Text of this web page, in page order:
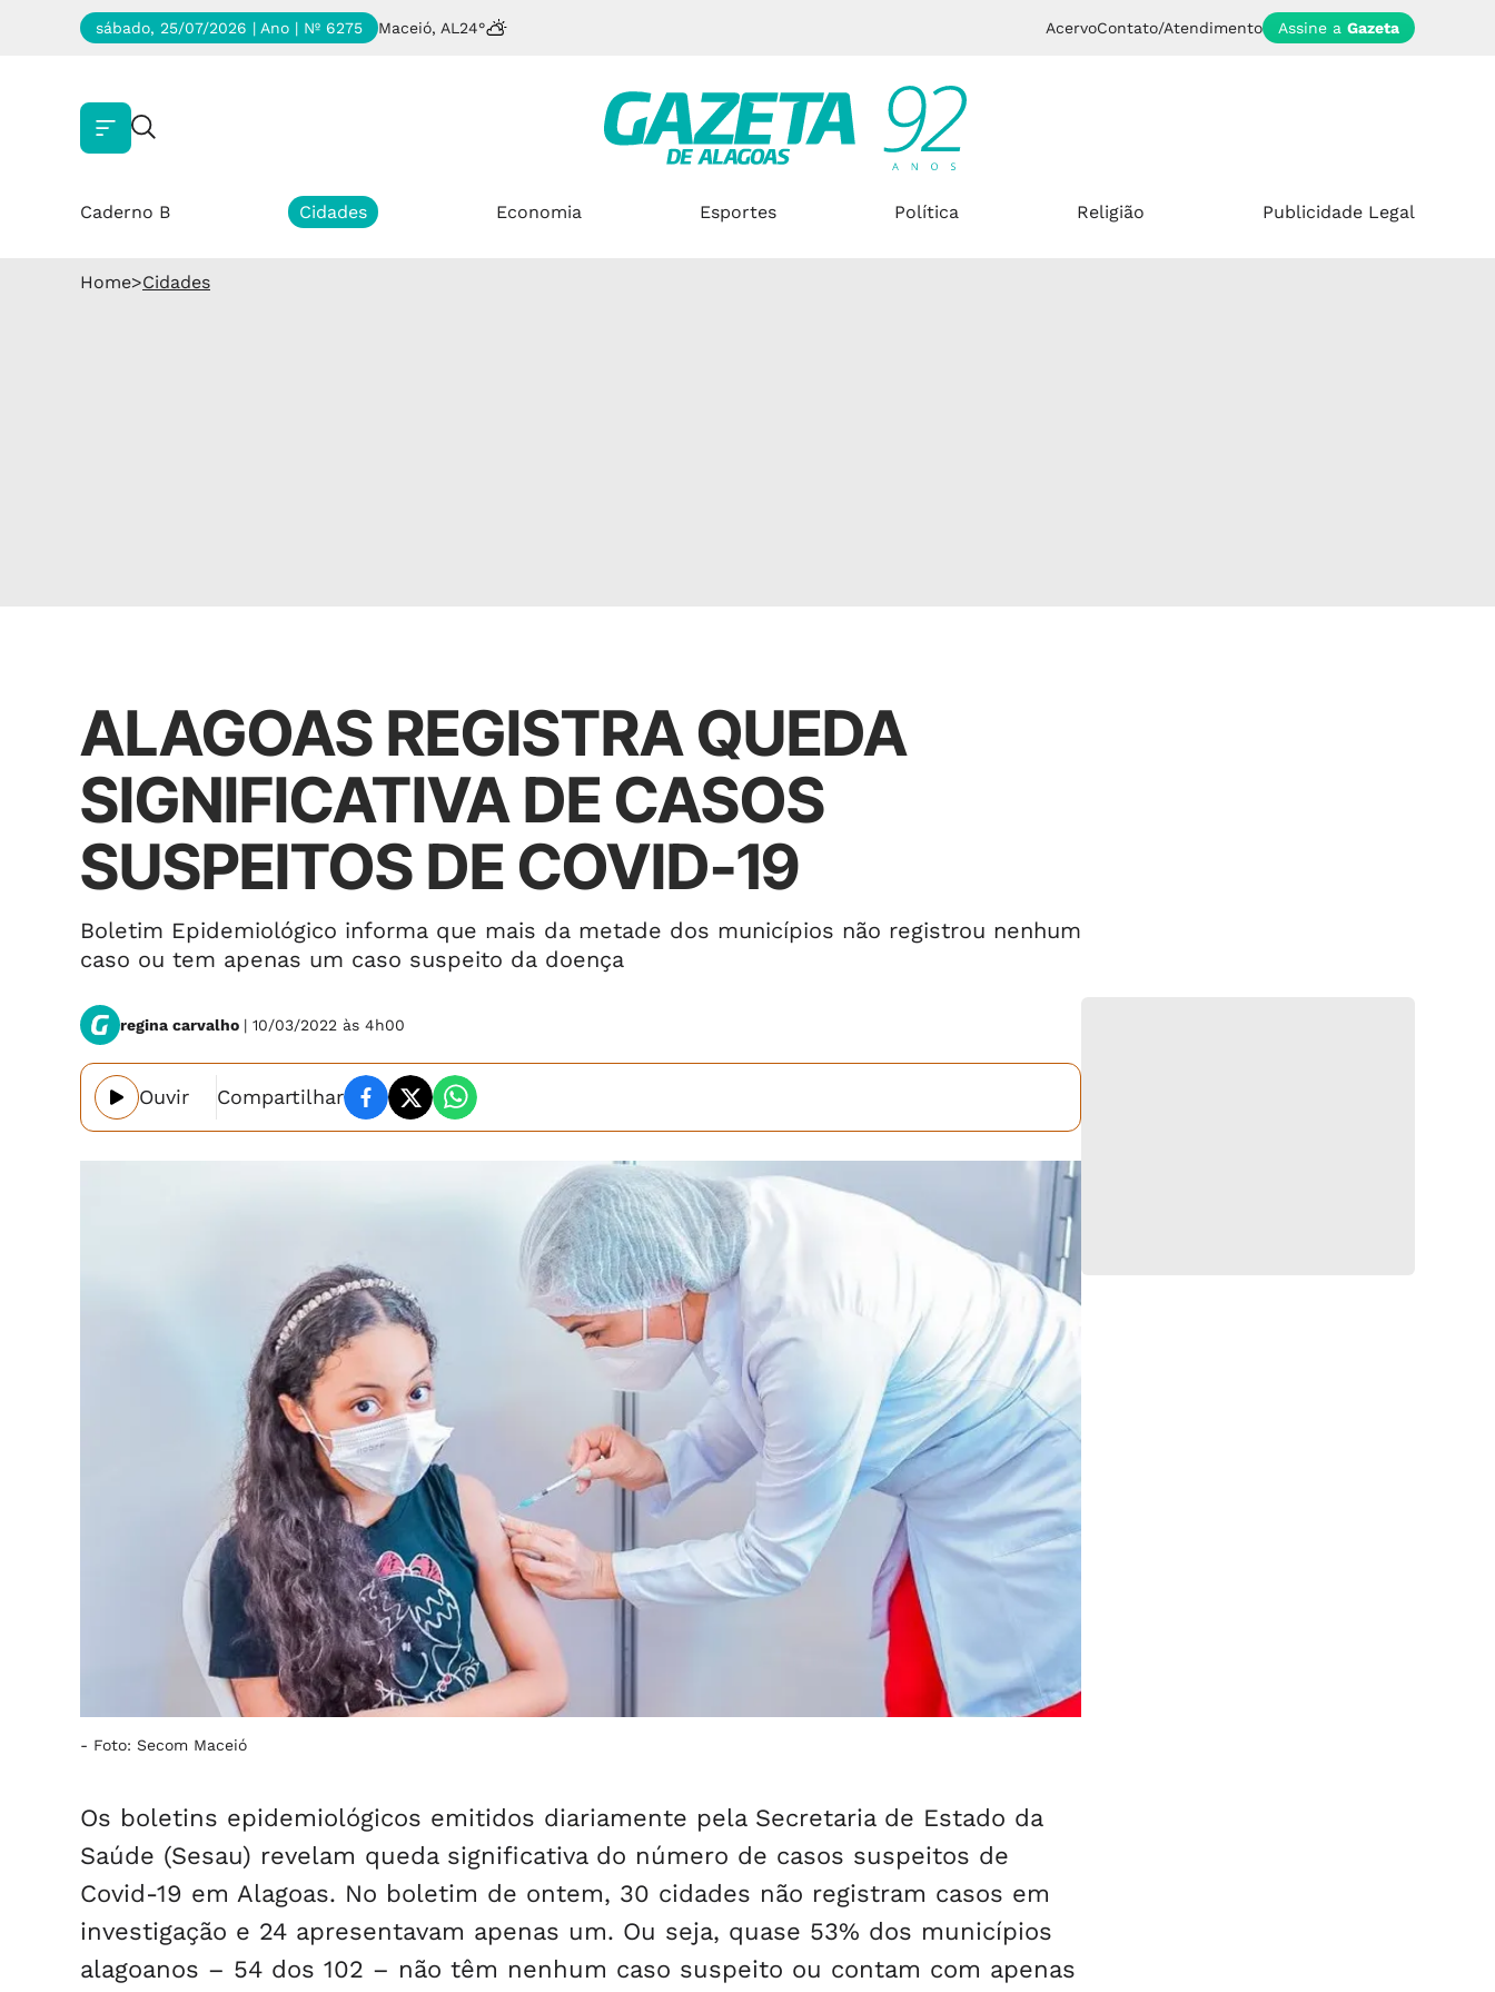
sábado, 25/07/2026 | Ano | Nº 6275 Maceió, AL 24° AcervoContato/Atendimento Assine a Gazeta
Caderno B Cidades Economia Esportes Política Religião Publicidade Legal
Home>Cidades
ALAGOAS REGISTRA QUEDA
SIGNIFICATIVA DE CASOS
SUSPEITOS DE COVID-19
Boletim Epidemiológico informa que mais da metade dos municípios não registrou nenhum
caso ou tem apenas um caso suspeito da doença
regina carvalho | 10/03/2022 às 4h00
Ouvir Compartilhar
- Foto: Secom Maceió
Os boletins epidemiológicos emitidos diariamente pela Secretaria de Estado da
Saúde (Sesau) revelam queda significativa do número de casos suspeitos de
Covid-19 em Alagoas. No boletim de ontem, 30 cidades não registram casos em
investigação e 24 apresentavam apenas um. Ou seja, quase 53% dos municípios
alagoanos – 54 dos 102 – não têm nenhum caso suspeito ou contam com apenas